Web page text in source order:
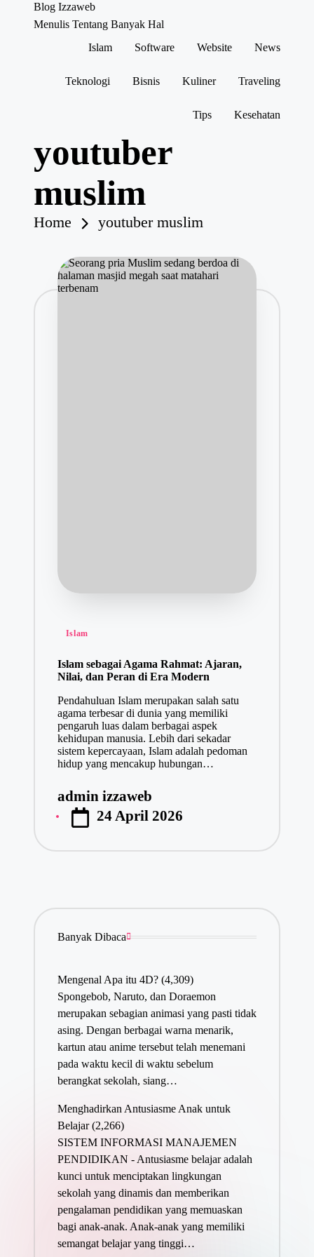
Blog Izzaweb
Menulis Tentang Banyak Hal
Islam
Software Website News
Teknologi Bisnis Kuliner Traveling
Tips Kesehatan
youtuber
muslim
Home youtuber muslim
Posted
Islam
Islam sebagai Agama Rahmat: Ajaran,
Nilai, dan Peran di Era Modern
Pendahuluan Islam merupakan salah satu
agama terbesar di dunia yang memiliki
pengaruh luas dalam berbagai aspek
kehidupan manusia. Lebih dari sekadar
sistem kepercayaan, Islam adalah pedoman
hidup yang mencakup hubungan…
Posted
by
admin izzaweb
24 April 2026
Banyak Dibaca
Mengenal Apa itu 4D? (4,309)
Spongebob, Naruto, dan Doraemon
merupakan sebagian animasi yang pasti tidak
asing. Dengan berbagai warna menarik,
kartun atau anime tersebut telah menemani
pada waktu kecil di waktu sebelum
berangkat sekolah, siang…
Menghadirkan Antusiasme Anak untuk
Belajar (2,266)
SISTEM INFORMASI MANAJEMEN
PENDIDIKAN - Antusiasme belajar adalah
kunci untuk menciptakan lingkungan
sekolah yang dinamis dan memberikan
pengalaman pendidikan yang memuaskan
bagi anak-anak. Anak-anak yang memiliki
semangat belajar yang tinggi…